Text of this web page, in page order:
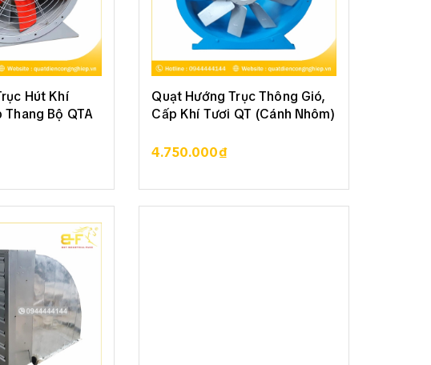
Hút Khí
Bộ QTA
TIẾT
Quạt Hướng Trục Thông Gió,
Cấp Khí Tươi QT (Cánh Nhôm)
4.750.000₫XEM CHI TIẾT